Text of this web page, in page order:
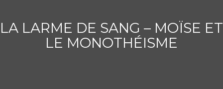
LA LARME DE SANG – MOÏSE ET
LE MONOTHÉISME